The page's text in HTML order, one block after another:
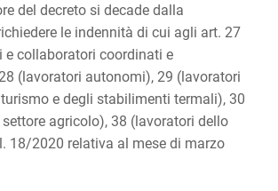
del decreto si decade dalla
le indennità di cui agli art. 27
e collaboratori coordinati e
(lavoratori autonomi), 29 (lavoratori
e degli stabilimenti termali), 30
agricolo), 38 (lavoratori dello
18/2020 relativa al mese di marzo